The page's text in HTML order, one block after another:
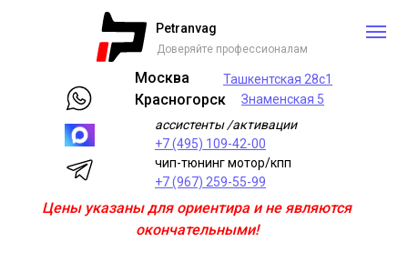
Ташкентская 28с1
Знаменская 5
ассистенты /активации
+7 (495) 109-42-00
чип-тюнинг мотор/кпп
+7 (967) 259-55-99
Москва
Красногорск
Petranvag
Доверяйте профессионалам
Цены указаны для ориентира и не являются
окончательными!